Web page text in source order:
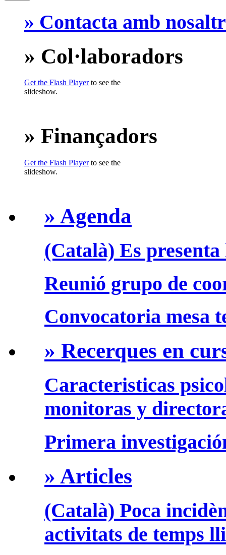
» Contacta amb
» Col·laboradors
Get the Flash Playerto see the
slideshow.
» Finançadors
Get the Flash Playerto see the
slideshow.
» Agenda
(Català) Es
Reunió grupo de
Convocatoria mesa
» Recerques en
Caracteristicas
monitoras y
Primera
» Articles
(Català) Poca
activitats de temps